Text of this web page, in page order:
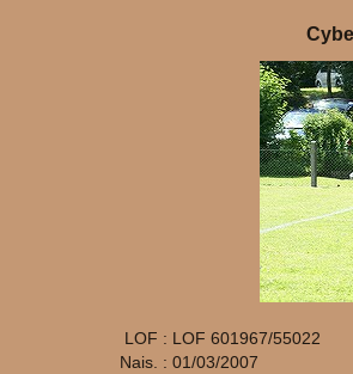
LOF : LOF 601967/55022
Nais. : 01/03/2007